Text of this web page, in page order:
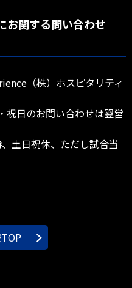
お関する問い合わせ
（株）ホスピタリティ
祝日のお問い合わせは翌営
土日祝休、ただし試合当